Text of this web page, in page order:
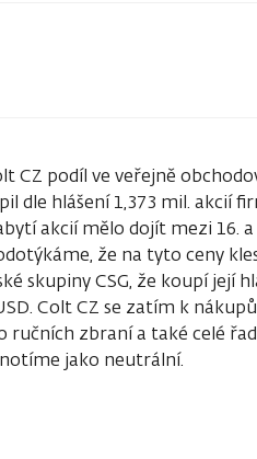
CZ podíl ve veřejně
dle hlášení 1,373 mil. akcií
akcií mělo dojít mezi 16.
že na tyto ceny
skupiny CSG, že koupí její
Colt CZ se zatím k
ručních zbraní a také celé
jako neutrální.